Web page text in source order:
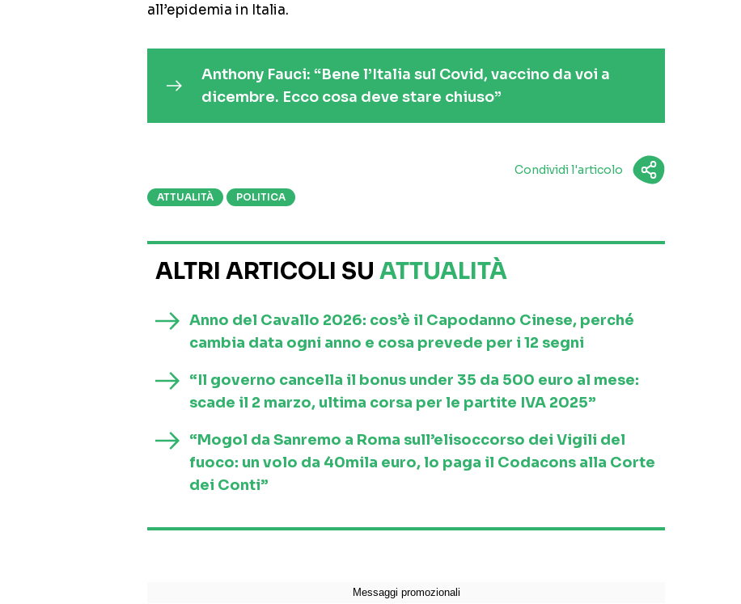
all’epidemia in Italia.
Anthony Fauci: “Bene l’Italia sul Covid, vaccino da voi a
dicembre. Ecco cosa deve stare chiuso”
Condividi l'articolo
ATTUALITÀ POLITICA
ALTRI ARTICOLI SU ATTUALITÀ
Anno del Cavallo 2026: cos’è il Capodanno Cinese, perché
cambia data ogni anno e cosa prevede per i 12 segni
“Il governo cancella il bonus under 35 da 500 euro al mese:
scade il 2 marzo, ultima corsa per le partite IVA 2025”
“Mogol da Sanremo a Roma sull’elisoccorso dei Vigili del
fuoco: un volo da 40mila euro, lo paga il Codacons alla Corte
dei Conti”